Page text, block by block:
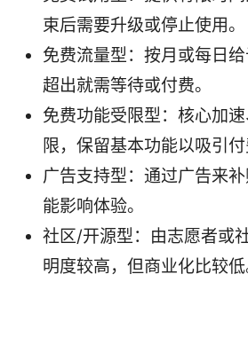
束后需要升级或停止使用。
免费流量型：按月或每日给
超出就需等待或付费。
免费功能受限型：核心加
限，保留基本功能以吸引付
广告支持型：通过广告来
能影响体验。
社区/开源型：由志愿者或
明度较高，但商业化比较低